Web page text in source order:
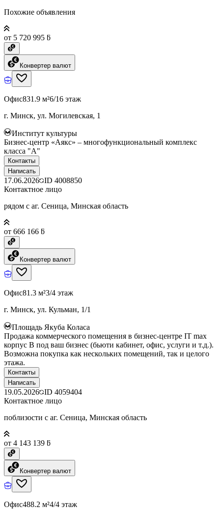
Похожие объявления
от 5 720 995 ƃ
Конвертер валют
Офис831.9 м²6/16 этаж
г. Минск, ул. Могилевская, 1
Институт культуры
Бизнес-центр «Аякс» – многофункциональный комплекс
класса "А"
Контакты
Написать
17.06.2026 ID 4008850
Контактное лицо
рядом с аг. Сеница, Минская область
от 666 166 ƃ
Конвертер валют
Офис81.3 м²3/4 этаж
г. Минск, ул. Кульман, 1/1
Площадь Якуба Коласа
Продажа коммерческого помещения в бизнес-центре IT max
корпус B под ваш бизнес (бьюти кабинет, офис, услуги и т.д.).
Возможна покупка как нескольких помещений, так и целого
этажа.
Контакты
Написать
19.05.2026 ID 4059404
Контактное лицо
поблизости с аг. Сеница, Минская область
от 4 143 139 ƃ
Конвертер валют
Офис488.2 м²4/4 этаж